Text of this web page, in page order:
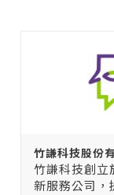
竹謙科技股份
竹謙科技創立
新服務公司，